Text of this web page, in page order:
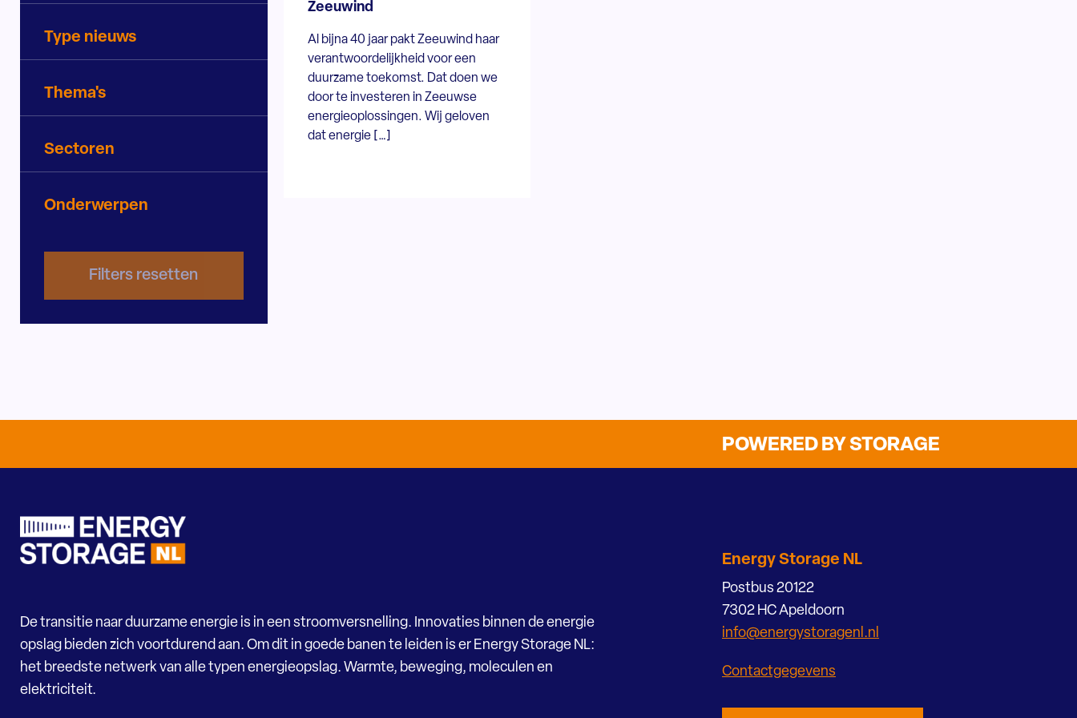
Type nieuws
Thema's
Sectoren
Onderwerpen
Filters resetten
Zeeuwind
Al bijna 40 jaar pakt Zeeuwind haar
verantwoordelijkheid voor een
duurzame toekomst. Dat doen we
door te investeren in Zeeuwse
energieoplossingen. Wij geloven
dat energie […]
POWERED BY STORAGE
De transitie naar duurzame energie is in een stroomversnelling. Innovaties binnen de energie
opslag bieden zich voortdurend aan. Om dit in goede banen te leiden is er Energy Storage NL:
het breedste netwerk van alle typen energieopslag. Warmte, beweging, moleculen en
elektriciteit.
Energy Storage NL
Postbus 20122
7302 HC Apeldoorn
info@energystoragenl.nl
Contactgegevens